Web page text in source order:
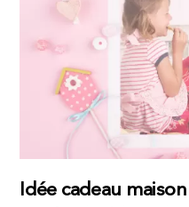
Idée cadeau